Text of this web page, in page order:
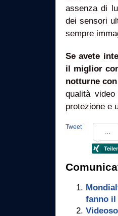
assenza di
dei sensori
sempre
Se avete
il miglior
notturne
qualità
protezione e
Tweet
fanno